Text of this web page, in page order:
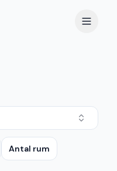
Antal rum